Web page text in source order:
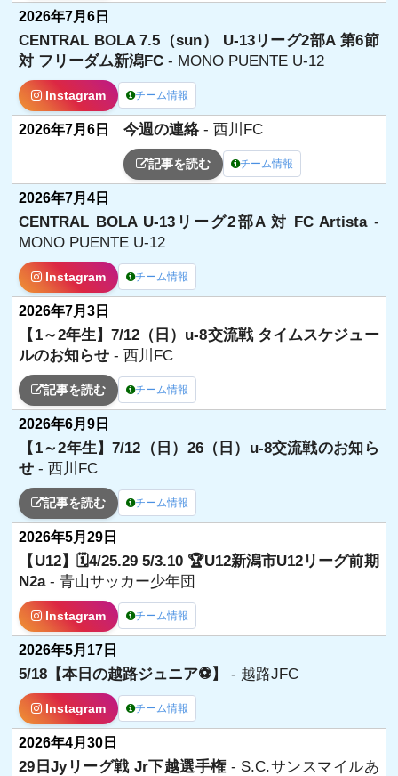
2026年7月6日
CENTRAL BOLA 7.5（sun） U-13リーグ2部A 第6節
対 フリーダム新潟FC- MONO PUENTE U-12
Instagram チーム情報
2026年7月6日 今週の連絡- 西川FC
記事を読む チーム情報
2026年7月4日
CENTRAL BOLA U-13リーグ2部A 対 FC Artista -
MONO PUENTE U-12
Instagram チーム情報
2026年7月3日
【1～2年生】7/12（日）u-8交流戦 タイムスケジュー
ルのお知らせ- 西川FC
記事を読む チーム情報
2026年6月9日
【1～2年生】7/12（日）26（日）u-8交流戦のお知ら
せ- 西川FC
記事を読む チーム情報
2026年5月29日
【U12】🗓️4/25.29 5/3.10 🏆U12新潟市U12リーグ前期
N2a- 青山サッカー少年団
Instagram チーム情報
2026年5月17日
5/18【本日の越路ジュニア⚽️】- 越路JFC
Instagram チーム情報
2026年4月30日
29日Jyリーグ戦 Jr下越選手権- S.C.サンスマイルあ